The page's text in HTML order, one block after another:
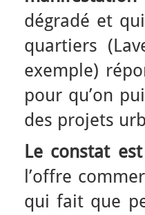
dégradé et
quartiers
exemple)
pour qu’on
des projets
Le constat
l’offre
qui fait que